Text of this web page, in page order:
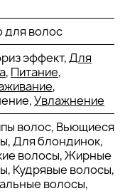
мягкими.
высокий
веществ,
Оно проникает
и питая их
для волос
эффект,Для
, Питание,
,
Увлажнение
волос, Вьющиеся
Для блондинок,
волосы, Жирные
Кудрявые волосы,
волосы,